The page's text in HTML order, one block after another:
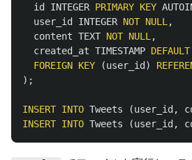
id INTEGER PRIMARY KEY
user_id
INTEGER NOT NULL ,
content TEXT NOT NULL ,
created_at TIMESTAMP DEFAULT
FOREIGN KEY (user_id )
);
INSERT INTO Tweets (user_id ,
INSERT INTO Tweets (user_id ,